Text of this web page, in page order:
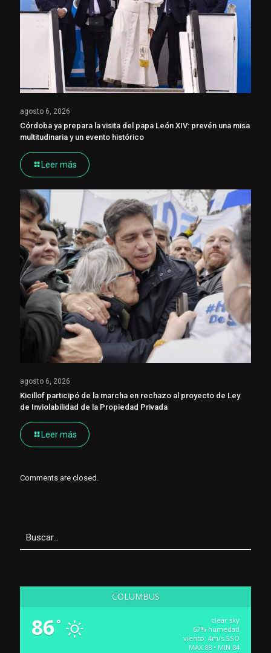
agosto 6, 2026
Córdoba ya prepara la visita del papa León XIV: prevén una misa
multitudinaria y un evento histórico
Leer más
agosto 6, 2026
Kicillof participó de la marcha en rechazo al proyecto de Ley
de Inviolabilidad de la Propiedad Privada
Leer más
Comments are closed.
COLUMBUS
86°
clear sky
67% humedad
viento: 4m/s SSO
MAX 88 • MIN 84